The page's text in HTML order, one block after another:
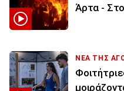
Άρτα -
ΝΕΑ ΤΗΣ